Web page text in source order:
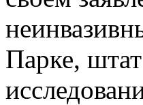
Парке,